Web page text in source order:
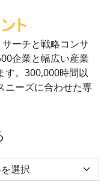
ーチと戦略コンサ
企業と幅広い産業
す。300,000時間以
ニーズに合わせた専
Industry